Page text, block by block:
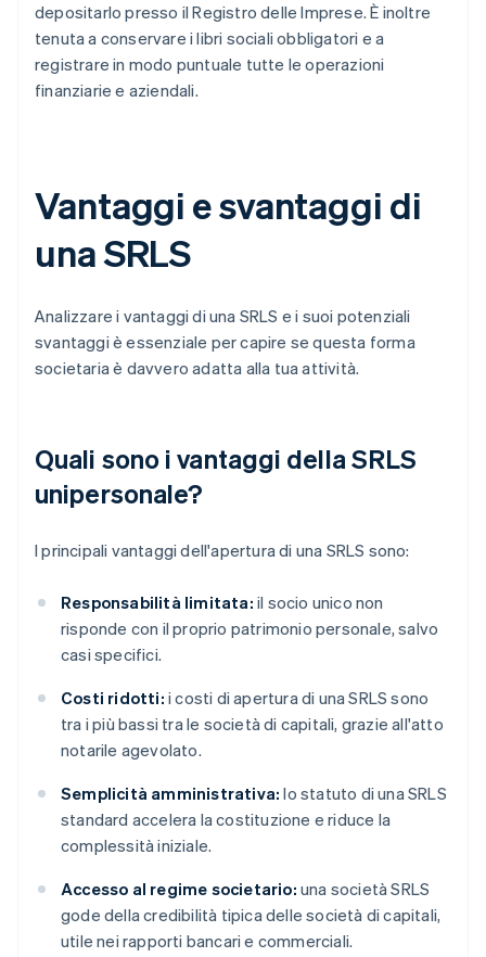
depositarlo presso il Registro delle Imprese. È inoltre
tenuta a conservare i libri sociali obbligatori e a
registrare in modo puntuale tutte le operazioni
finanziarie e aziendali.
Vantaggi e svantaggi di
una SRLS
Analizzare i vantaggi di una SRLS e i suoi potenziali
svantaggi è essenziale per capire se questa forma
societaria è davvero adatta alla tua attività.
Quali sono i vantaggi della SRLS
unipersonale?
I principali vantaggi dell'apertura di una SRLS sono:
Responsabilità limitata: il socio unico non
risponde con il proprio patrimonio personale, salvo
casi specifici.
Costi ridotti: i costi di apertura di una SRLS sono
tra i più bassi tra le società di capitali, grazie all'atto
notarile agevolato.
Semplicità amministrativa: lo statuto di una SRLS
standard accelera la costituzione e riduce la
complessità iniziale.
Accesso al regime societario: una società SRLS
gode della credibilità tipica delle società di capitali,
utile nei rapporti bancari e commerciali.